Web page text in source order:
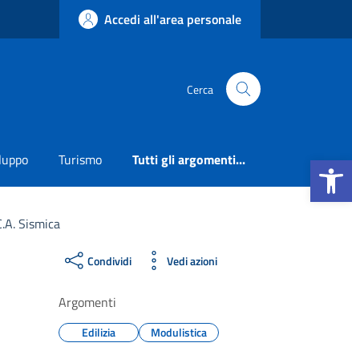
Apri la
Accedi all'area personale
Cerca
Turismo Tutti gli argomenti...
Sismica
Condividi Vedi azioni
Argomenti
Edilizia Modulistica